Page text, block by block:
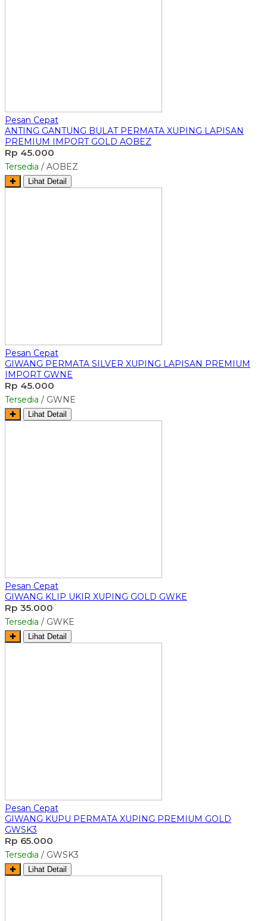
Pesan Cepat
ANTING GANTUNG BULAT PERMATA XUPING LAPISAN
PREMIUM IMPORT GOLD AOBEZ
Rp 45.000
Tersedia / AOBEZ
✚ Lihat Detail
Pesan Cepat
GIWANG PERMATA SILVER XUPING LAPISAN PREMIUM
IMPORT GWNE
Rp 45.000
Tersedia / GWNE
✚ Lihat Detail
Pesan Cepat
GIWANG KLIP UKIR XUPING GOLD GWKE
Rp 35.000
Tersedia / GWKE
✚ Lihat Detail
Pesan Cepat
GIWANG KUPU PERMATA XUPING PREMIUM GOLD
GWSK3
Rp 65.000
Tersedia / GWSK3
✚ Lihat Detail